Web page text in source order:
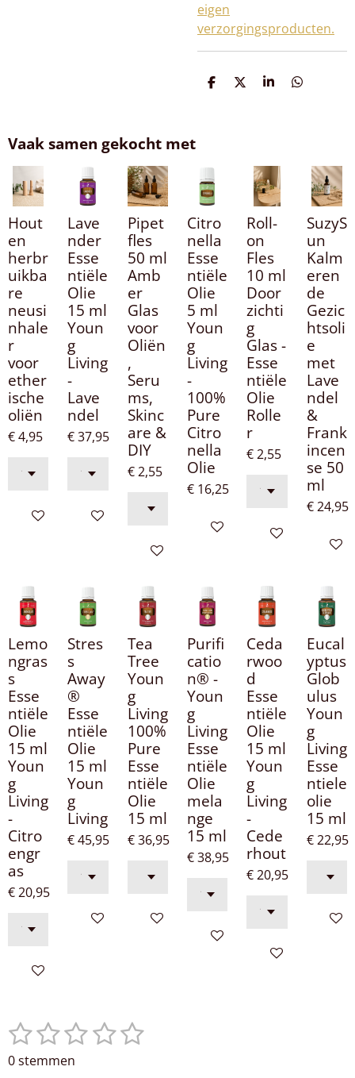
eigen
verzorgingsproducten.
D
D
S
D
Vaak samen gekocht met
Hout
en
herbr
uikba
re
neusi
nhale
r
voor
ether
ische
oliën
€ 4,95
In winkelwagen
Lave
nder
Esse
ntiële
Olie
15 ml
Youn
g
Living
-
Lave
ndel
€ 37,95
In winkelwagen
Pipet
fles
50 ml
Amb
er
Glas
voor
Oliën
,
Seru
ms,
Skinc
are &
DIY
€ 2,55
In winkelwagen
Citro
nella
Esse
ntiële
Olie
5 ml
Youn
g
Living
-
100%
Pure
Citro
nella
Olie
€ 16,25
In winkelwagen
Roll-
on
Fles
10 ml
Door
zichti
g
Glas -
Esse
ntiële
Olie
Rolle
r
€ 2,55
In winkelwagen
SuzyS
un
Kalm
eren
de
Gezic
htsoli
e
met
Lave
ndel
&
Frank
incen
se 50
ml
€ 24,95
In
Lemo
ngras
s
Esse
ntiële
Olie
15 ml
Youn
g
Living
-
Citro
engr
as
€ 20,95
In winkelwagen
Stres
s
Away
®
Esse
ntiële
Olie
15 ml
Youn
g
Living
€ 45,95
In winkelwagen
Tea
Tree
Youn
g
Living
100%
Pure
Esse
ntiële
Olie
15 ml
€ 36,95
In winkelwagen
Purifi
catio
n® -
Youn
g
Living
Esse
ntiële
Olie
mela
nge
15 ml
€ 38,95
In winkelwagen
Ceda
rwoo
d
Esse
ntiële
Olie
15 ml
Youn
g
Living
-
Cede
rhout
€ 20,95
In winkelwagen
Eucal
yptus
Glob
ulus
Youn
g
Living
Esse
ntiele
olie
15 ml
€ 22,95
In
R
a
t
1
s
2
s
3
s
4 5
S
0 stemmen